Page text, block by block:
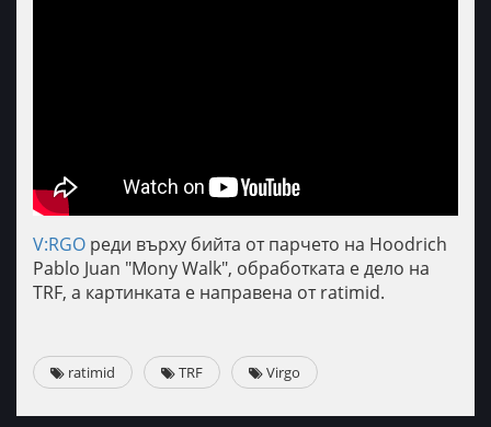
V:RGO реди върху бийта от парчето на Hoodrich
Pablo Juan "Mony Walk", обработката е дело на
TRF, а картинката е направена от ratimid.
ratimid TRF Virgo